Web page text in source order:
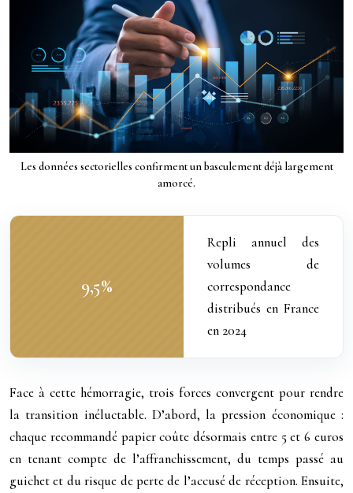
Les données sectorielles confirment un basculement déjà largement
amorcé.
9,5%
Repli annuel des
volumes de
correspondance
distribués en France
en 2024
Face à cette hémorragie, trois forces convergent pour rendre
la transition inéluctable. D’abord, la pression économique :
chaque recommandé papier coûte désormais entre 5 et 6 euros
en tenant compte de l’affranchissement, du temps passé au
guichet et du risque de perte de l’accusé de réception. Ensuite,